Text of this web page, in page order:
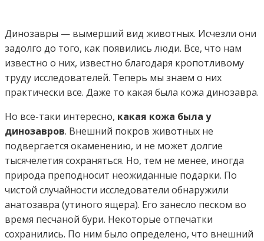
Динозавры — вымерший вид животных. Исчезли они
задолго до того, как появились люди. Все, что нам
известно о них, известно благодаря кропотливому
труду исследователей. Теперь мы знаем о них
практически все. Даже то какая была кожа динозавра.
Но все-таки интересно, какая кожа была у
динозавров. Внешний покров животных не
подвергается окаменению, и не может долгие
тысячелетия сохраняться. Но, тем не менее, иногда
природа преподносит неожиданные подарки. По
чистой случайности исследователи обнаружили
анатозавра (утиного ящера). Его занесло песком во
время песчаной бури. Некоторые отпечатки
сохранились. По ним было определено, что внешний